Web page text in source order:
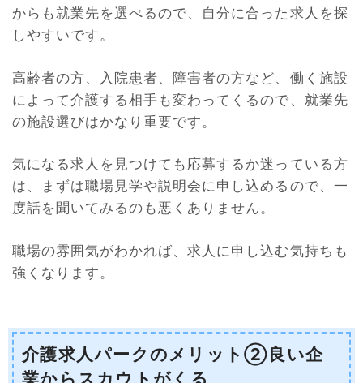
からも就業先を選べるので、自分に合った求人を探
しやすいです。
高齢者の方、入院患者、障害者の方など、働く施設
によって介護する相手も変わってくるので、就業先
の施設選びはかなり重要です。
気になる求人を見つけても応募するか迷っている方
は、まずは職場見学や説明会に申し込めるので、一
度話を聞いてみるのも悪くありません。
職場の雰囲気がわかれば、求人に申し込む気持ちも
強くなります。
介護求人パークのメリット②良い企
業からスカウトがくる